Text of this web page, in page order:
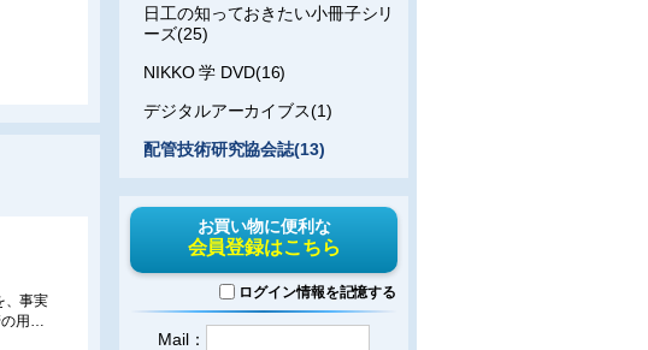
、事実
用途
日工の知っておきたい小冊子シリ
ーズ(25)
NIKKO 学 DVD(16)
デジタルアーカイブス(1)
配管技術研究協会誌(13)
お買い物に便利な
会員登録はこちら
ログイン情報を記憶する
Mail：